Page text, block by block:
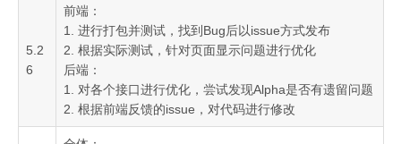
5.2
6
前端：
1. 进行打包并测试，找到Bug后以issue方式发布
2. 根据实际测试，针对页面显示问题进行优化
后端：
1. 对各个接口进行优化，尝试发现Alpha是否有遗留问题
2. 根据前端反馈的issue，对代码进行修改